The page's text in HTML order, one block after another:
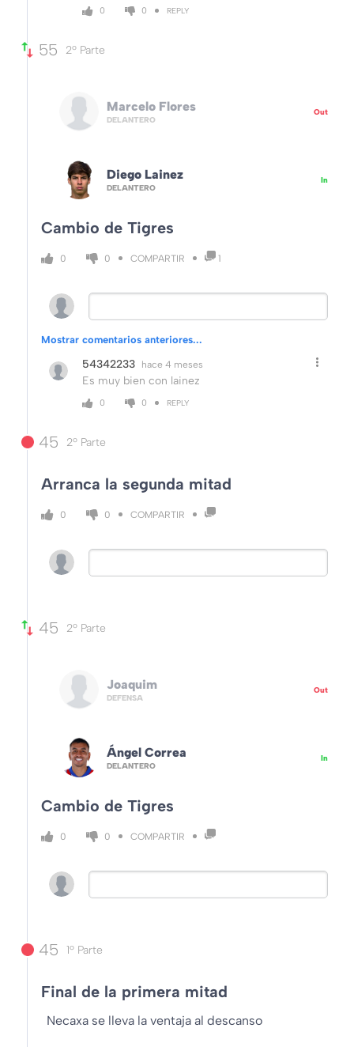
0 0 REPLY
55 2º Parte
Marcelo Flores
DELANTERO
Out
Diego Lainez
DELANTERO
In
Cambio de Tigres
0 0 COMPARTIR 1
Mostrar comentarios anteriores...
54342233 hace 4 meses
Es muy bien con lainez
0 0 REPLY
45 2º Parte
Arranca la segunda mitad
0 0 COMPARTIR
45 2º Parte
Joaquim
DEFENSA
Out
Ángel Correa
DELANTERO
In
Cambio de Tigres
0 0 COMPARTIR
45 1º Parte
Final de la primera mitad
Necaxa se lleva la ventaja al descanso